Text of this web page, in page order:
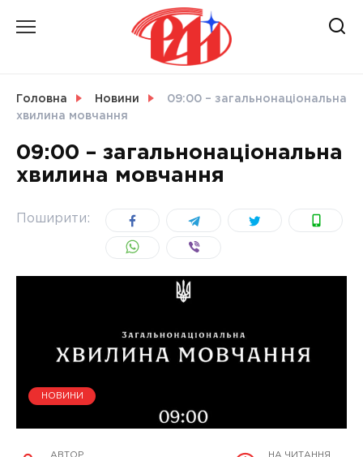
УКРАЇНА
Головна Новини
09:00 – загальнонаціональна
хвилина мовчання
09:00 – загальнонаціональна
хвилина мовчання
Поширити:
НОВИНИ
АВТОР НА ЧИТАННЯ